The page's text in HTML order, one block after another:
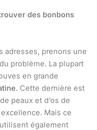
des bonbons
adresses, prenons une
problème. La plupart
en grande
. Cette dernière est
peaux et d’os de
excellence. Mais ce
utilisent également